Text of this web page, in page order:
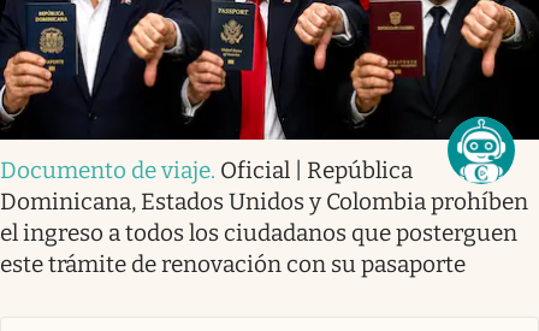
Documento de viaje. Oficial | República
Dominicana, Estados Unidos y Colombia prohíben
el ingreso a todos los ciudadanos que posterguen
este trámite de renovación con su pasaporte